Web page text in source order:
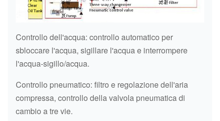
Controllo dell'acqua: controllo automatico per
sbloccare l'acqua, sigillare l'acqua e interrompere
l'acqua-sigillo/acqua.
Controllo pneumatico: filtro e regolazione dell'aria
compressa, controllo della valvola pneumatica di
cambio a tre vie.